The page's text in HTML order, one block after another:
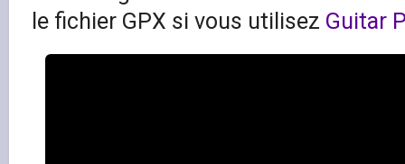
le fichier GPX si vous utilisez Guitar